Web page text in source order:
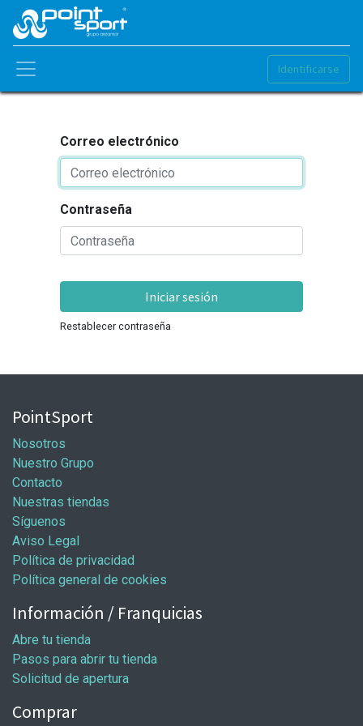
Identificarse
Correo electrónico
Contraseña
Iniciar sesión
Restablecer contraseña
PointSport
Nosotros
Nuestro Grupo
Contacto
Nuestras tiendas
Síguenos
Aviso Legal
Política de privacidad
Política general de cookies
Información / Franquicias
Abre tu tienda
Pasos para abrir tu tienda
Solicitud de apertura
Comprar